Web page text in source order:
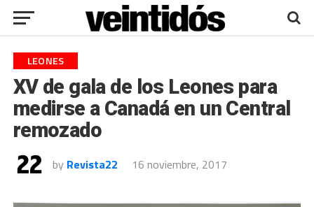
LEONES
XV de gala de los Leones para
medirse a Canadá en un Central
remozado
by Revista22 16 noviembre, 2017